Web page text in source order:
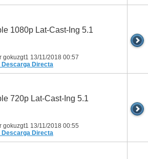
1080p Lat-Cast-Ing 5.1
gokuzgt1 13/11/2018 00:57
Descarga Directa
720p Lat-Cast-Ing 5.1
gokuzgt1 13/11/2018 00:55
Descarga Directa